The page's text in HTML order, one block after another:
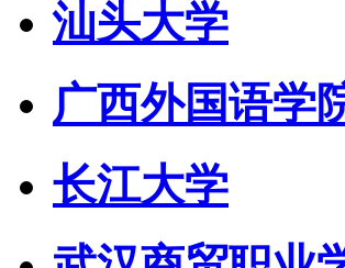
汕头大学
广西外国语学
长江大学